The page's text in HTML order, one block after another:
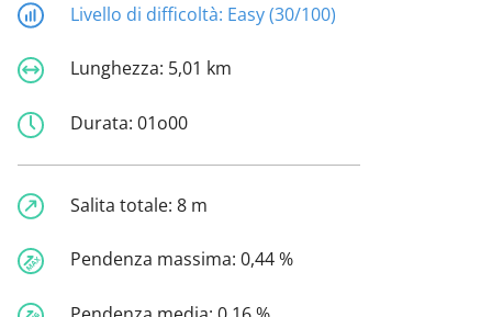
Livello di difficoltà: Easy (30/100)
Lunghezza: 5,01 km
Durata: 01o00
Salita totale: 8 m
Pendenza massima: 0,44 %